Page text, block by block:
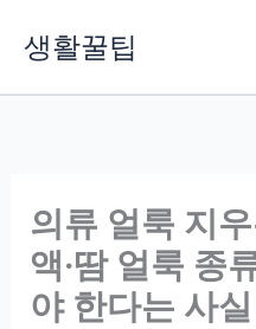
생활꿀팁
의류 얼룩 지
액·땀 얼룩 종
야 한다는 사